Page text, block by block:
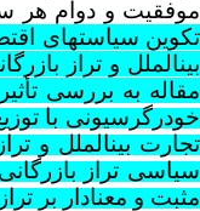
موفقیت و دوام هر
تکوین سیاست­های
بین­الملل و تراز
مقاله به بررسی
خودرگرسیونی با
تجارت بین­الملل و
مثبت و معنادار بر